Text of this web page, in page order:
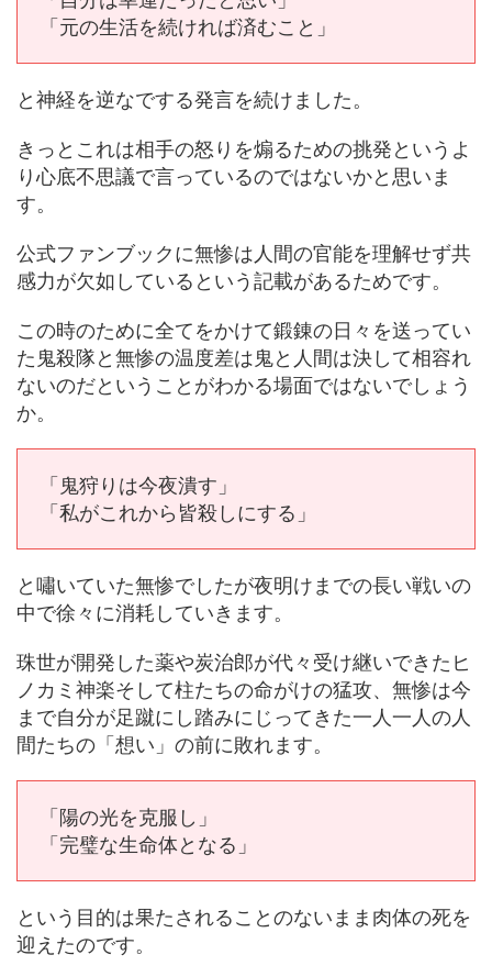
「元の生活を続ければ済むこと」
と神経を逆なでする発言を続けました。
きっとこれは相手の怒りを煽るための挑発というよ
り心底不思議で言っているのではないかと思いま
す。
公式ファンブックに無惨は人間の官能を理解せず共
感力が欠如しているという記載があるためです。
この時のために全てをかけて鍛錬の日々を送ってい
た鬼殺隊と無惨の温度差は鬼と人間は決して相容れ
ないのだということがわかる場面ではないでしょう
か。
「鬼狩りは今夜潰す」
「私がこれから皆殺しにする」
と嘯いていた無惨でしたが夜明けまでの長い戦いの
中で徐々に消耗していきます。
珠世が開発した薬や炭治郎が代々受け継いできたヒ
ノカミ神楽そして柱たちの命がけの猛攻、無惨は今
まで自分が足蹴にし踏みにじってきた一人一人の人
間たちの「想い」の前に敗れます。
「陽の光を克服し」
「完璧な生命体となる」
という目的は果たされることのないまま肉体の死を
迎えたのです。